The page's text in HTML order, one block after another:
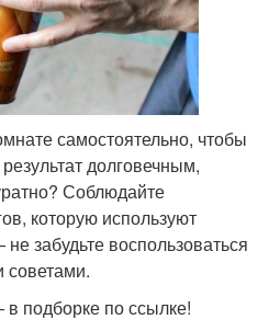
самостоятельно, чтобы
долговечным,
Соблюдайте
которую используют
забудьте воспользоваться
советами.
подборке по ссылке!